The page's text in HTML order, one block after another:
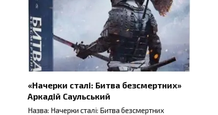
«Начерки сталі: Битва безсмертних»
Аркадій Саульський
Назва: Начерки сталі: Битва безсмертних